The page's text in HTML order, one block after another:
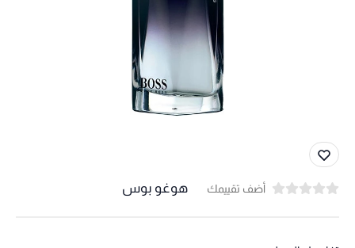
أضف تقييمك هوغو بوس